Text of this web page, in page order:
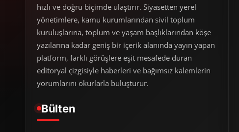
hızlı ve doğru biçimde ulaştırır. Siyasetten yerel
yönetimlere, kamu kurumlarından sivil toplum
kuruluşlarına, toplum ve yaşam başlıklarından köşe
yazılarına kadar geniş bir içerik alanında yayın yapan
platform, farklı görüşlere eşit mesafede duran
editoryal çizgisiyle haberleri ve bağımsız kalemlerin
yorumlarını okurlarla buluşturur.
Bülten